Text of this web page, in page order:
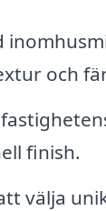
och
finish.
välja